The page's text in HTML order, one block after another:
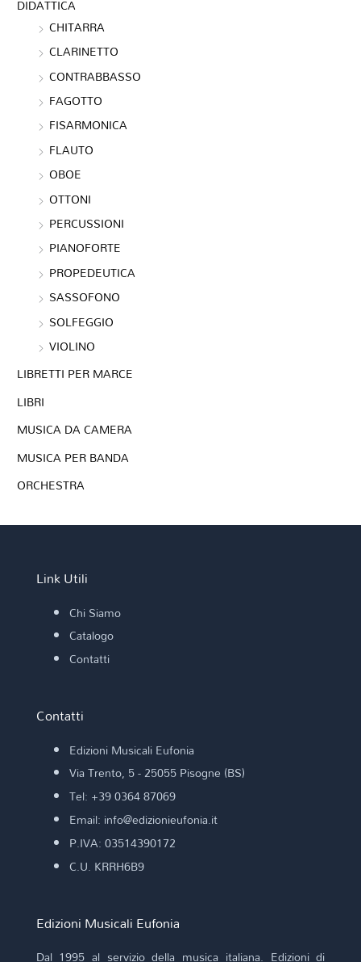
DIDATTICA
CHITARRA
CLARINETTO
CONTRABBASSO
FAGOTTO
FISARMONICA
FLAUTO
OBOE
OTTONI
PERCUSSIONI
PIANOFORTE
PROPEDEUTICA
SASSOFONO
SOLFEGGIO
VIOLINO
LIBRETTI PER MARCE
LIBRI
MUSICA DA CAMERA
MUSICA PER BANDA
ORCHESTRA
Link Utili
Chi Siamo
Catalogo
Contatti
Contatti
Edizioni Musicali Eufonia
Via Trento, 5 - 25055 Pisogne (BS)
Tel: +39 0364 87069
Email: info@edizionieufonia.it
P.IVA: 03514390172
C.U. KRRH6B9
Edizioni Musicali Eufonia
Dal 1995 al servizio della musica italiana. Edizioni di